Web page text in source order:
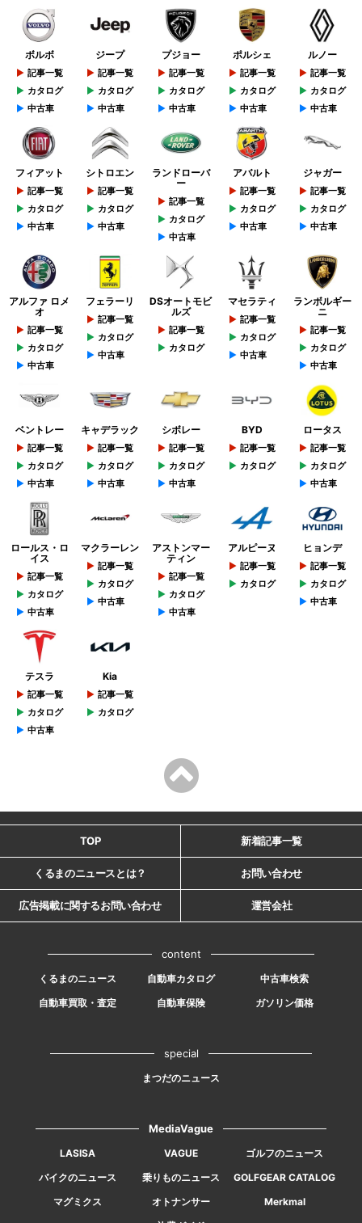
ボルボ
記事一覧
カタログ
中古車
ジープ
記事一覧
カタログ
中古車
プジョー
記事一覧
カタログ
中古車
ポルシェ
記事一覧
カタログ
中古車
ルノー
記事一覧
カタログ
中古車
フィアット
記事一覧
カタログ
中古車
シトロエン
記事一覧
カタログ
中古車
ランドローバ
ー
記事一覧
カタログ
中古車
アバルト
記事一覧
カタログ
中古車
ジャガー
記事一覧
カタログ
中古車
アルファ ロメ
オ
記事一覧
カタログ
中古車
フェラーリ
記事一覧
カタログ
中古車
DSオートモビ
ルズ
記事一覧
カタログ
マセラティ
記事一覧
カタログ
中古車
ランボルギー
ニ
記事一覧
カタログ
中古車
ベントレー
記事一覧
カタログ
中古車
キャデラック
記事一覧
カタログ
中古車
シボレー
記事一覧
カタログ
中古車
BYD
記事一覧
カタログ
ロータス
記事一覧
カタログ
中古車
ロールス・ロ
イス
記事一覧
カタログ
中古車
マクラーレン
記事一覧
カタログ
中古車
アストンマー
ティン
記事一覧
カタログ
中古車
アルピーヌ
記事一覧
カタログ
ヒョンデ
記事一覧
カタログ
中古車
テスラ
記事一覧
カタログ
中古車
Kia
記事一覧
カタログ
TOP 新着記事一覧
くるまのニュースとは？ お問い合わせ
広告掲載に関するお問い合わせ 運営会社
content
くるまのニュース 自動車カタログ
中古車検索
自動車買取・査定
自動車保険 ガソリン価格
special
まつだのニュース
MediaVague
LASISA VAGUE
ゴルフのニュース
バイクのニュース
乗りものニュース
GOLFGEAR CATALOG
マグミクス
オトナンサー
Merkmal